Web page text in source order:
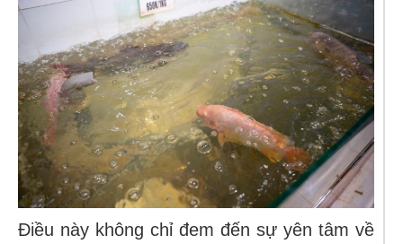
Điều này không chỉ đem đến sự yên tâm về